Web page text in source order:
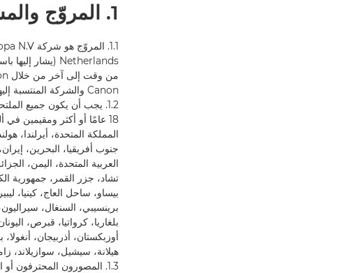
1. المروّج والمشاركون
Canon والشركة المنتسبة إليها معًا باسم "مجموعة Canon".
1.2. يجب أن يكون جميع
18 عامًا أو أكثر ومقيمين في
المملكة المتحدة، أيرلندا،
جنوب أفريقيا، البحرين،
العربية المتحدة، اليمن،
تشاد، جزر القمر، جمهورية
بيساو، ساحل العاج، كينيا،
برينسيبي، السنغال،
بلغاريا، كرواتيا، قبرص،
أوزبكستان، أذربيجان،
هيلانة، سيشيل، سوازيلاند،